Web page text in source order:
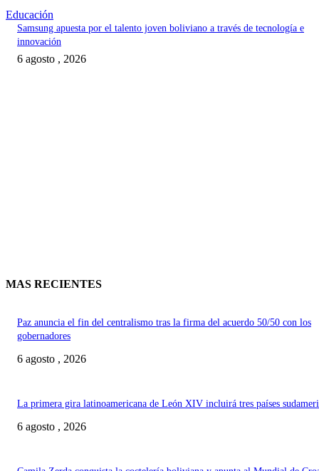
Educación
Samsung apuesta por el talento joven boliviano a través de tecnología e
innovación
6 agosto , 2026
MAS RECIENTES
Paz anuncia el fin del centralismo tras la firma del acuerdo 50/50 con los
gobernadores
6 agosto , 2026
La primera gira latinoamericana de León XIV incluirá tres países
6 agosto , 2026